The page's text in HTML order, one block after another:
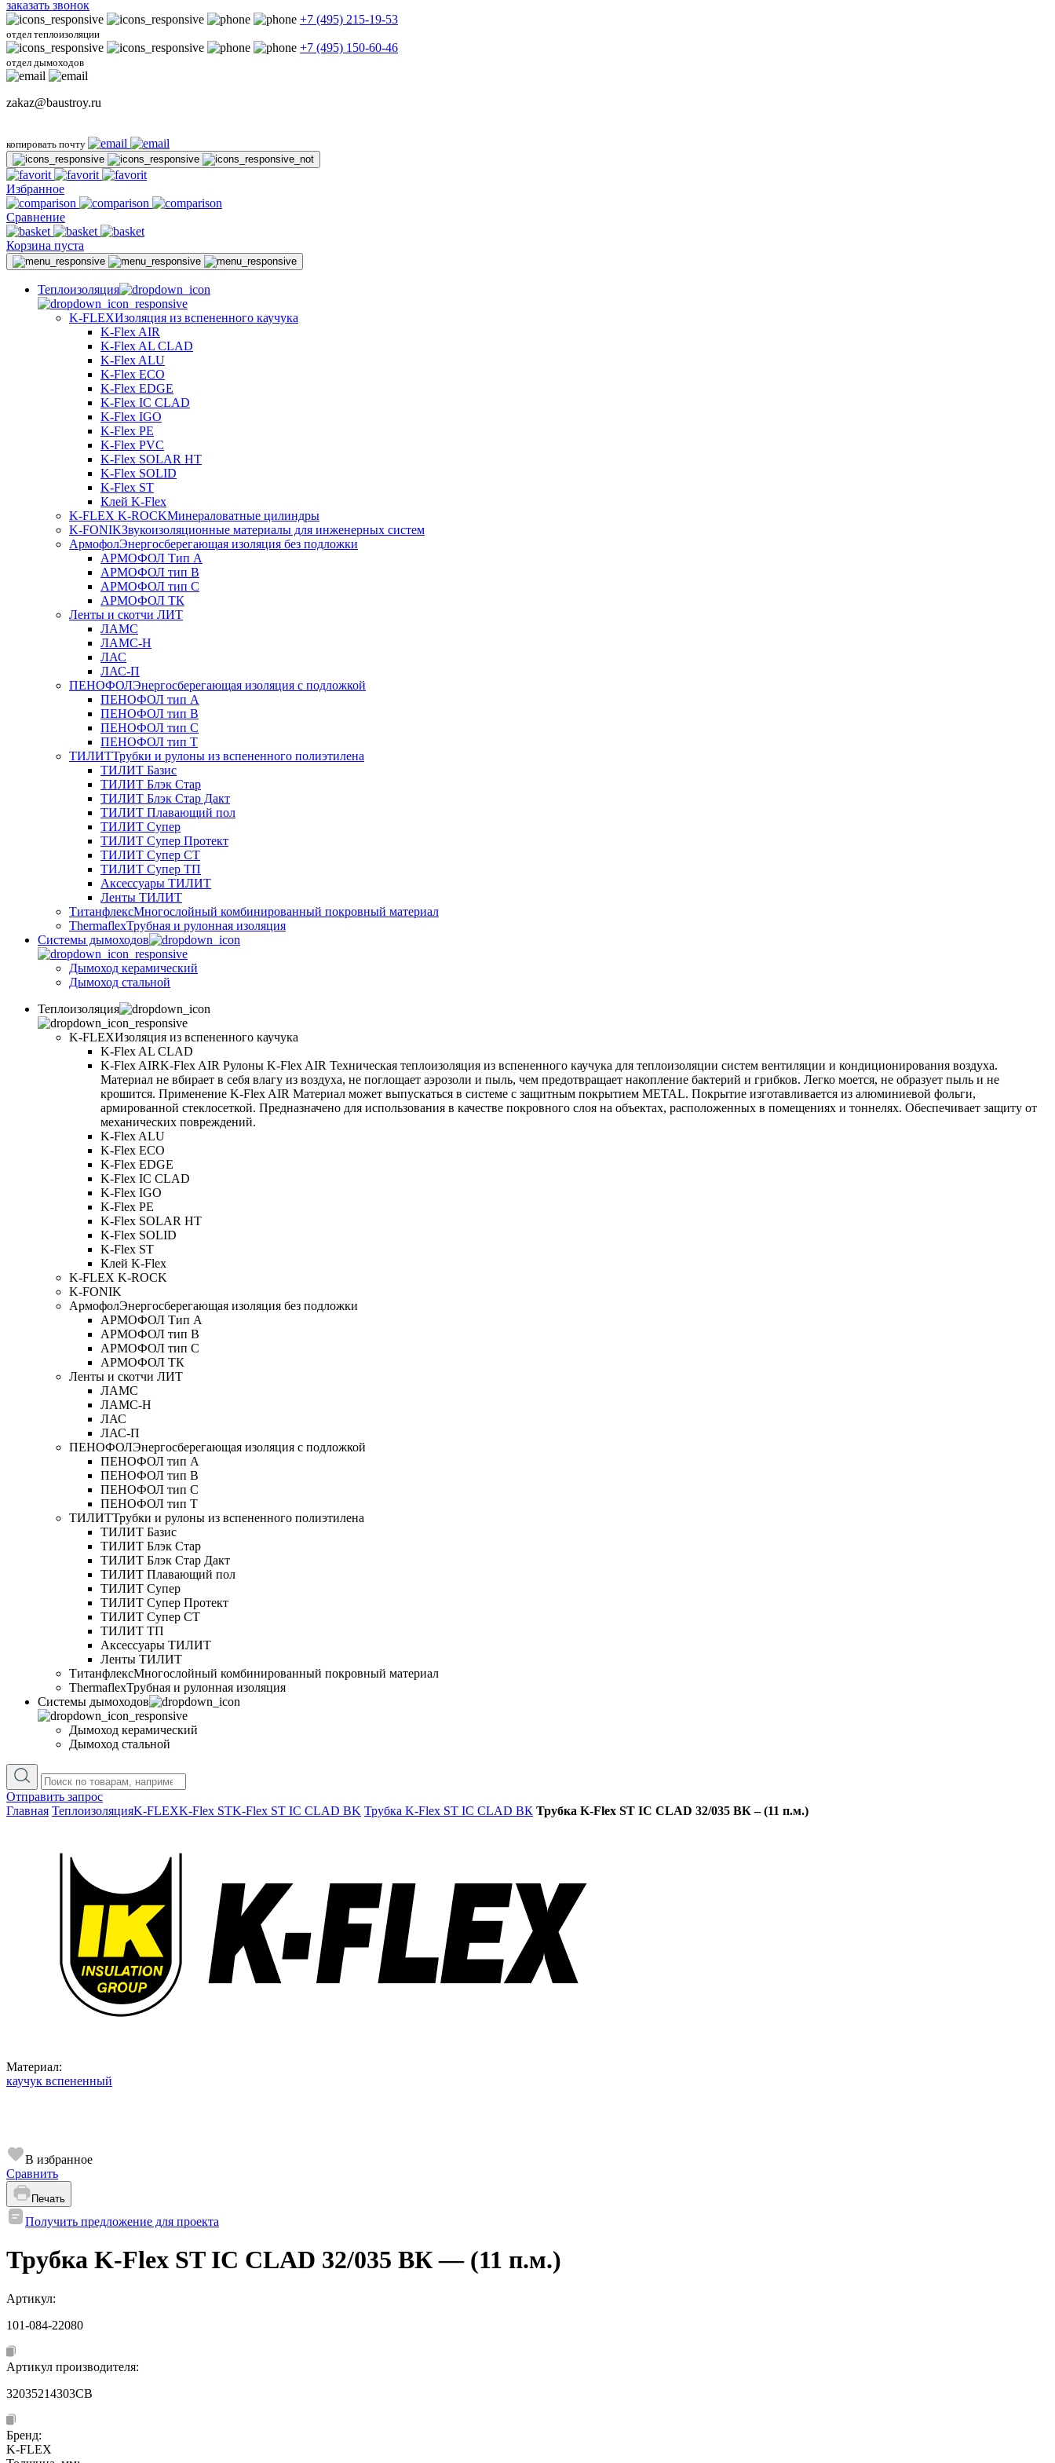
заказать звонок
+7 (495) 215-19-53
отдел теплоизоляции
+7 (495) 150-60-46
отдел дымоходов
zakaz@baustroy.ru
копировать почту
Избранное
Сравнение
Корзина пуста
Теплоизоляция
K-FLEXИзоляция из вспененного каучука
K-Flex AIR
K-Flex AL CLAD
K-Flex ALU
K-Flex ECO
K-Flex EDGE
K-Flex IC CLAD
K-Flex IGO
K-Flex PE
K-Flex PVC
K-Flex SOLAR HT
K-Flex SOLID
K-Flex ST
Клей K-Flex
K-FLEX K-ROCKМинераловатные цилиндры
K-FONIKЗвукоизоляционные материалы для инженерных систем
АрмофолЭнергосберегающая изоляция без подложки
АРМОФОЛ Тип А
АРМОФОЛ тип В
АРМОФОЛ тип C
АРМОФОЛ ТК
Ленты и скотчи ЛИТ
ЛАМС
ЛАМС-Н
ЛАС
ЛАС-П
ПЕНОФОЛЭнергосберегающая изоляция с подложкой
ПЕНОФОЛ тип А
ПЕНОФОЛ тип B
ПЕНОФОЛ тип C
ПЕНОФОЛ тип T
ТИЛИТТрубки и рулоны из вспененного полиэтилена
ТИЛИТ Базис
ТИЛИТ Блэк Стар
ТИЛИТ Блэк Стар Дакт
ТИЛИТ Плавающий пол
ТИЛИТ Супер
ТИЛИТ Супер Протект
ТИЛИТ Супер СТ
ТИЛИТ Супер ТП
Аксессуары ТИЛИТ
Ленты ТИЛИТ
ТитанфлексМногослойный комбинированный покровный материал
ThermaflexТрубная и рулонная изоляция
Cистемы дымоходов
Дымоход керамический
Дымоход стальной
Теплоизоляция
K-FLEXИзоляция из вспененного каучука
K-Flex AL CLAD
K-Flex AIRK-Flex AIR Рулоны K-Flex AIR Техническая теплоизоляция из вспененного каучука для теплоизоляции систем вентиляции и кондиционирования воздуха.
Материал не вбирает в себя влагу из воздуха, не поглощает аэрозоли и пыль, чем предотвращает накопление бактерий и грибков. Легко моется, не образует пыль и не
крошится. Применение K-Flex AIR Материал может выпускаться в системе c защитным покрытием METAL. Покрытие изготавливается из алюминиевой фольги,
армированной стеклосеткой. Предназначено для использования в качестве покровного слоя на объектах, расположенных в помещениях и тоннелях. Обеспечивает защиту от
механических повреждений.
K-Flex ALU
K-Flex ECO
K-Flex EDGE
K-Flex IC CLAD
K-Flex IGO
K-Flex PE
K-Flex SOLAR HT
K-Flex SOLID
K-Flex ST
Клей K-Flex
K-FLEX K-ROCK
K-FONIK
АрмофолЭнергосберегающая изоляция без подложки
АРМОФОЛ Тип А
АРМОФОЛ тип В
АРМОФОЛ тип C
АРМОФОЛ ТК
Ленты и скотчи ЛИТ
ЛАМС
ЛАМС-Н
ЛАС
ЛАС-П
ПЕНОФОЛЭнергосберегающая изоляция с подложкой
ПЕНОФОЛ тип А
ПЕНОФОЛ тип B
ПЕНОФОЛ тип C
ПЕНОФОЛ тип T
ТИЛИТТрубки и рулоны из вспененного полиэтилена
ТИЛИТ Базис
ТИЛИТ Блэк Стар
ТИЛИТ Блэк Стар Дакт
ТИЛИТ Плавающий пол
ТИЛИТ Супер
ТИЛИТ Супер Протект
ТИЛИТ Супер СТ
ТИЛИТ ТП
Аксессуары ТИЛИТ
Ленты ТИЛИТ
ТитанфлексМногослойный комбинированный покровный материал
ThermaflexТрубная и рулонная изоляция
Cистемы дымоходов
Дымоход керамический
Дымоход стальной
Отправить запрос
Главная ТеплоизоляцияK-FLEXK-Flex STK-Flex ST IC CLAD BK Трубка K-Flex ST IC CLAD ВК Трубка K-Flex ST IC CLAD 32/035 ВК – (11 п.м.)
Материал:
каучук вспененный
В избранное
Сравнить
Печать
Получить предложение для проекта
Трубка K-Flex ST IC CLAD 32/035 ВК — (11 п.м.)
Артикул:
101-084-22080
Артикул производителя:
32035214303CB
Бренд:
K-FLEX